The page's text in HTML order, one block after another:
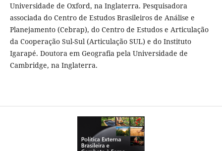
Universidade de Oxford, na Inglaterra. Pesquisadora
associada do Centro de Estudos Brasileiros de Análise e
Planejamento (Cebrap), do Centro de Estudos e Articulação
da Cooperação Sul-Sul (Articulação SUL) e do Instituto
Igarapé. Doutora em Geografia pela Universidade de
Cambridge, na Inglaterra.